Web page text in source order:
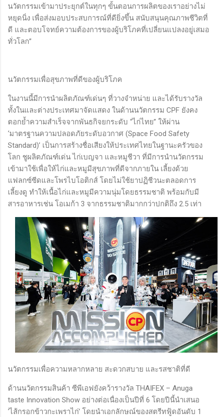
นวัตกรรมเข้ามาประยุกต์ในทุกๆ ขั้นตอนการผลิตของเราอย่างไม่
หยุดนิ่ง เพื่อส่งมอบประสบการณ์ที่ดียิ่งขึ้น สนับสนุนคุณภาพชีวิตที่
ดี และตอบโจทย์ความต้องการของผู้บริโภคที่เปลี่ยนแปลงอยู่เสมอ
ทั่วโลก”
นวัตกรรมเพื่อสุขภาพที่ดีของผู้บริโภค
ในงานนี้มีการนำผลิตภัณฑ์เด่นๆ ที่วางจำหน่าย และได้รับรางวัล
ทั้งในและต่างประเทศมาจัดแสดง ในด้านนวัตกรรม CPF ยังคง
ตอกย้ำความสำเร็จจากพันธกิจยกระดับ “ไก่ไทย” ให้ผ่าน
‘มาตรฐานความปลอดภัยระดับอวกาศ (Space Food Safety
Standard)’ เป็นการสร้างชื่อเสียงให้ประเทศไทยในฐานะครัวของ
โลก ชูผลิตภัณฑ์เด่น ไก่เบญจา และหมูชีวา ที่มีการนำนวัตกรรม
เข้ามาใช้เพื่อให้ไก่และหมูมีสุขภาพที่ดีจากภายใน เลี้ยงด้วย
แฟลกซ์ซีดและโพรไบโอติกส์ โดยไม่ใช้ยาปฏิชีวนะตลอดการ
เลี้ยงดู ทำให้เนื้อไก่และหมูมีความนุ่มโดยธรรมชาติ พร้อมกับมี
สารอาหารเช่น โอเมก้า 3 จากธรรมชาติมากกว่าปกติถึง 2.5 เท่า
นวัตกรรมเพื่อความหลากหลาย สะดวกสบาย และรสชาติที่ดี
ด้านนวัตกรรมสินค้า ซีพีเอฟยังคว้ารางวัล THAIFEX – Anuga
taste Innovation Show อย่างต่อเนื่องเป็นปีที่ 6 โดยปีนี้นำเสนอ
‘ไส้กรอกข้าวกะเพราไก่’ โดยนำเอกลักษณ์ของสตรีทฟู้ดอันดับ 1